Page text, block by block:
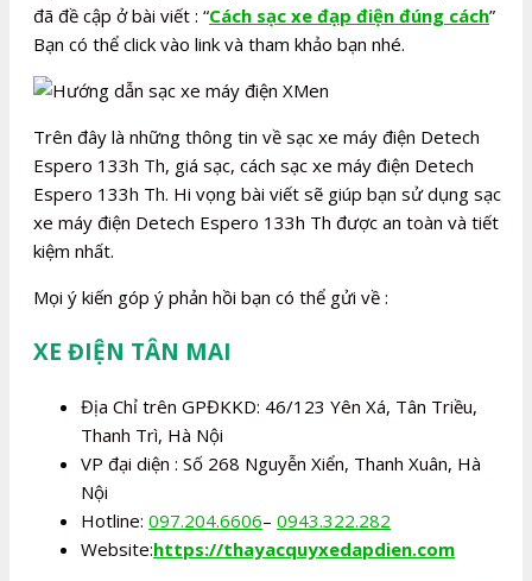
đã đề cập ở bài viết : “Cách sạc xe đạp điện đúng cách”
Bạn có thể click vào link và tham khảo bạn nhé.
Trên đây là những thông tin về sạc xe máy điện Detech
Espero 133h Th, giá sạc, cách sạc xe máy điện Detech
Espero 133h Th. Hi vọng bài viết sẽ giúp bạn sử dụng sạc
xe máy điện Detech Espero 133h Th được an toàn và tiết
kiệm nhất.
Mọi ý kiến góp ý phản hồi bạn có thể gửi về :
XE ĐIỆN TÂN MAI
Địa Chỉ trên GPĐKKD: 46/123 Yên Xá, Tân Triều,
Thanh Trì, Hà Nội
VP đại diện : Số 268 Nguyễn Xiển, Thanh Xuân, Hà
Nội
Hotline: 097.204.6606– 0943.322.282
Website:https://thayacquyxedapdien.com